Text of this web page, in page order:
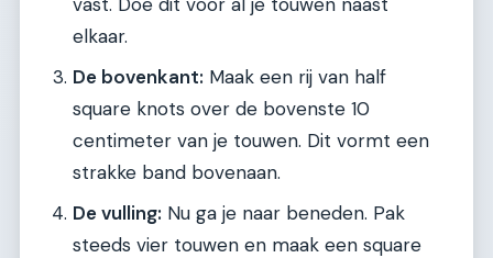
elkaar.
De bovenkant: Maak een rij van half
square knots over de bovenste 10
centimeter van je touwen. Dit vormt een
strakke band bovenaan.
De vulling: Nu ga je naar beneden. Pak
steeds vier touwen en maak een square